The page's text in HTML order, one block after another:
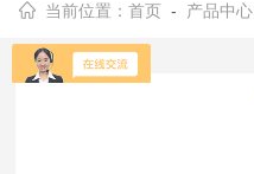
当前位置：首页 - 产品中心